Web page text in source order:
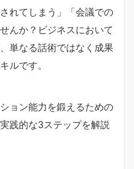
れてしまう」「会議での
んか？ビジネスにおいて
単なる話術ではなく成果
ルです。
ョン能力を鍛えるための
践的な3ステップを解説